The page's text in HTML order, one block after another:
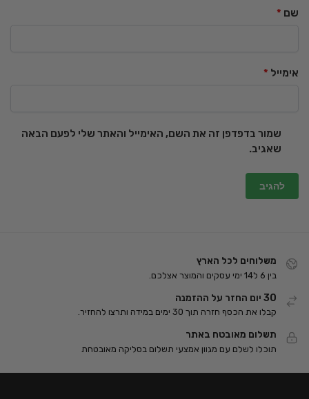
שם *
אימייל *
שמור בדפדפן זה את השם, האימייל והאתר שלי לפעם הבאה
שאגיב.
משלוחים לכל הארץ
בין 6 ל14 ימי עסקים והמוצר אצלכם.
30 יום החזר על ההזמנה
קבלו את הכסף חזרה תוך 30 ימים במידה ותרצו להחזיר.
תשלום מאובטח באתר
תוכלו לשלם עם מגוון אמצעי תשלום בסליקה מאובטחת